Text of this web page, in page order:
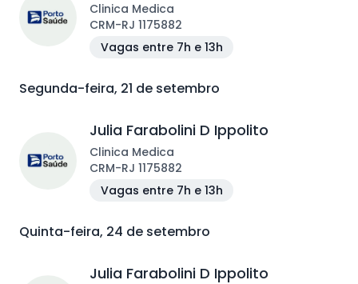
Clinica Medica
CRM-RJ 1175882
Vagas entre 7h e 13h
Segunda-feira, 21 de setembro
Julia Farabolini D Ippolito
Clinica Medica
CRM-RJ 1175882
Vagas entre 7h e 13h
Quinta-feira, 24 de setembro
Julia Farabolini D Ippolito